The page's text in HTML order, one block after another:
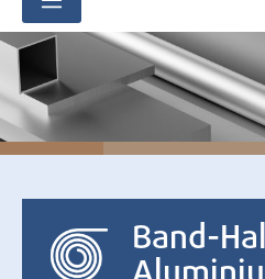
Band-